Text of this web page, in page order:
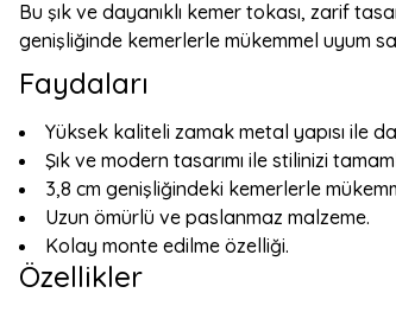
Bu şık ve dayanıklı kemer tokası, zarif
genişliğinde kemerlerle mükemmel uyum
Faydaları
Yüksek kaliteli zamak metal yapısı ile
Şık ve modern tasarımı ile stilinizi
3,8 cm genişliğindeki kemerlerle
Uzun ömürlü ve paslanmaz malzeme.
Kolay monte edilme özelliği.
Özellikler